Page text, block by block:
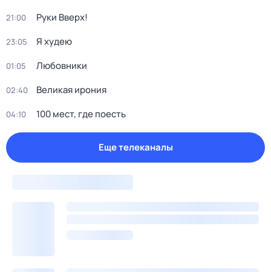
21:00 Руки Вверх!
23:05 Я худею
01:05 Любовники
02:40 Великая ирония
04:10 100 мест, где поесть
Еще телеканалы